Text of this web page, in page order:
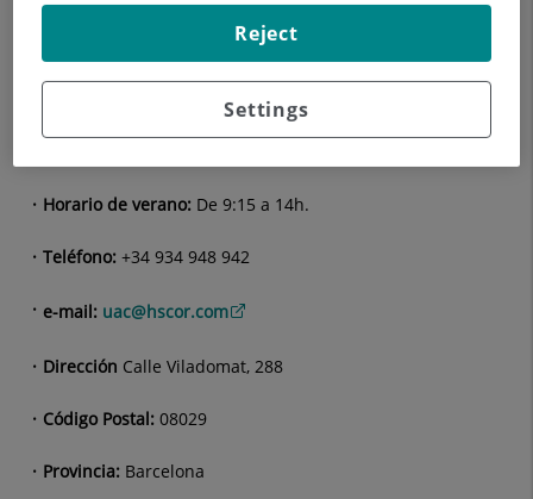
UAPF está a su servicio para atenderlo.
Unidad de Atención al Paciente y Familia
(UAPF)
De lunes a jueves de 9:15 a 14 y de 15 a 17:30h.,
Horario de verano: De 9:15 a 14h.
Teléfono: +34 934 948 942
e-mail: uac@hscor.com
Dirección Calle Viladomat, 288
Código Postal: 08029
Provincia: Barcelona
Settings
Reject